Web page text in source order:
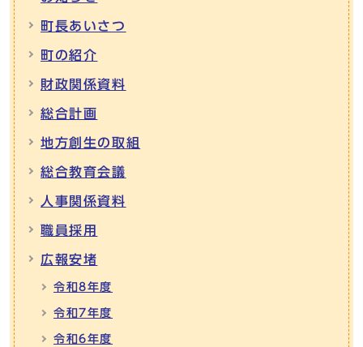
町長あいさつ
町の紹介
財政関係資料
総合計画
地方創生の取組
総合教育会議
人事関係資料
職員採用
広報安堵
令和8年度
令和7年度
令和6年度